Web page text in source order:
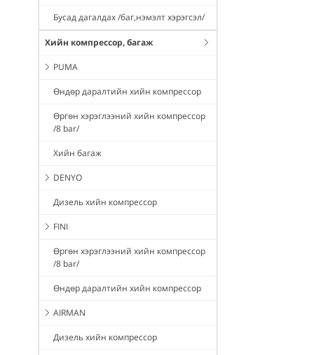
Бусад дагалдах /баг,нэмэлт хэрэгсэл/
Хийн компрессор, багаж
PUMA
Өндөр даралтийн хийн компрессор
Өргөн хэрэглээний хийн компрессор
/8 bar/
Хийн багаж
DENYO
Дизель хийн компрессор
FINI
Өргөн хэрэглээний хийн компрессор
/8 bar/
Өндөр даралтийн хийн компрессор
AIRMAN
Дизель хийн компрессор